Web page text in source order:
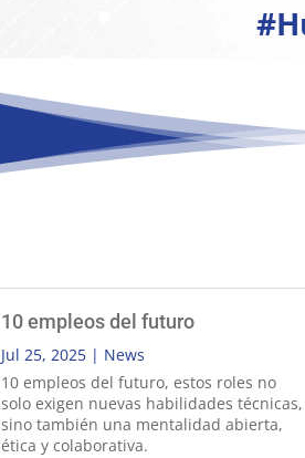
10 empleos del futuro
Jul 25, 2025 | News
10 empleos del futuro, estos roles no
solo exigen nuevas habilidades técnicas,
sino también una mentalidad abierta,
ética y colaborativa.